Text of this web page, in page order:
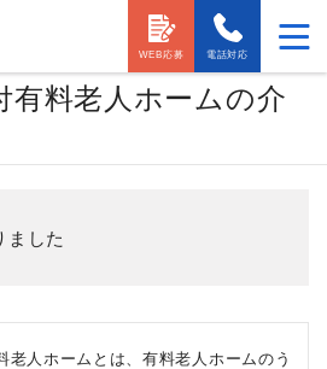
電話対応
WEB応募
ました
老人ホームとは、有料老人ホームのう